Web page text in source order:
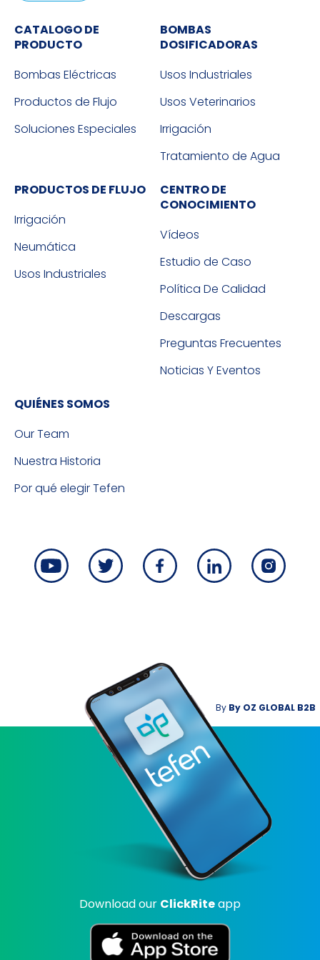
CATALOGO DE
PRODUCTO
Bombas Eléctricas
Productos de Flujo
Soluciones Especiales
BOMBAS
DOSIFICADORAS
Usos Industriales
Usos Veterinarios
Irrigación
Tratamiento de Agua
PRODUCTOS DE FLUJO
Irrigación
Neumática
Usos Industriales
CENTRO DE
CONOCIMIENTO
Vídeos
Estudio de Caso
Política De Calidad
Descargas
Preguntas Frecuentes
Noticias Y Eventos
QUIÉNES SOMOS
Our Team
Nuestra Historia
Por qué elegir Tefen
By By OZ GLOBAL B2B
Download our ClickRiteapp